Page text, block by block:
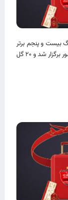
بیست و پنجم برتر
خلیج فارس با انجام هشت دیدار در شهرهای مختلف کشور برگزار شد و ۲۰ گل